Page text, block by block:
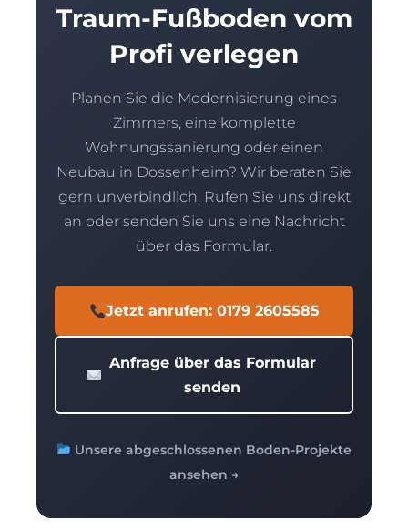
Traum-Fußboden vom
Profi verlegen
Planen Sie die Modernisierung eines
Zimmers, eine komplette
Wohnungssanierung oder einen
Neubau in Dossenheim? Wir beraten Sie
gern unverbindlich. Rufen Sie uns direkt
an oder senden Sie uns eine Nachricht
über das Formular.
Jetzt anrufen: 0179 2605585
Anfrage über das Formular
senden
Unsere abgeschlossenen Boden-Projekte
ansehen →